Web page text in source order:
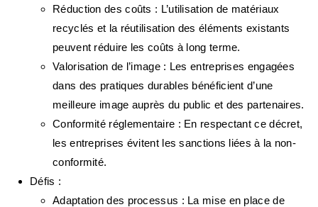
Réduction des coûts : L’utilisation de matériaux
recyclés et la réutilisation des éléments existants
peuvent réduire les coûts à long terme.
Valorisation de l’image: Les entreprises engagées
dans des pratiques durables bénéficient d’une
meilleure image auprès du public et des partenaires.
Conformité réglementaire : En respectant ce décret,
les entreprises évitent les sanctions liées à la non-
conformité.
Défis :
Adaptation des processus : La mise en place de